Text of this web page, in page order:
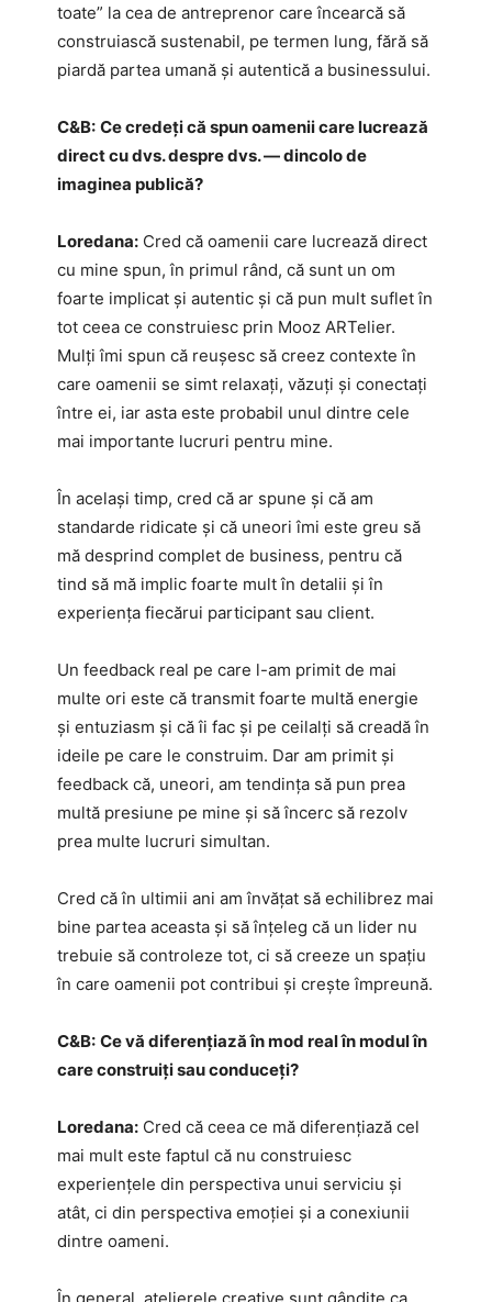
toate” la cea de antreprenor care încearcă să
construiască sustenabil, pe termen lung, fără să
piardă partea umană și autentică a businessului.
C&B: Ce credeți că spun oamenii care lucrează
direct cu dvs. despre dvs. — dincolo de
imaginea publică?
Loredana: Cred că oamenii care lucrează direct
cu mine spun, în primul rând, că sunt un om
foarte implicat și autentic și că pun mult suflet în
tot ceea ce construiesc prin Mooz ARTelier.
Mulți îmi spun că reușesc să creez contexte în
care oamenii se simt relaxați, văzuți și conectați
între ei, iar asta este probabil unul dintre cele
mai importante lucruri pentru mine.
În același timp, cred că ar spune și că am
standarde ridicate și că uneori îmi este greu să
mă desprind complet de business, pentru că
tind să mă implic foarte mult în detalii și în
experiența fiecărui participant sau client.
Un feedback real pe care l-am primit de mai
multe ori este că transmit foarte multă energie
și entuziasm și că îi fac și pe ceilalți să creadă în
ideile pe care le construim. Dar am primit și
feedback că, uneori, am tendința să pun prea
multă presiune pe mine și să încerc să rezolv
prea multe lucruri simultan.
Cred că în ultimii ani am învățat să echilibrez mai
bine partea aceasta și să înțeleg că un lider nu
trebuie să controleze tot, ci să creeze un spațiu
în care oamenii pot contribui și crește împreună.
C&B: Ce vă diferențiază în mod real în modul în
care construiți sau conduceți?
Loredana: Cred că ceea ce mă diferențiază cel
mai mult este faptul că nu construiesc
experiențele din perspectiva unui serviciu și
atât, ci din perspectiva emoției și a conexiunii
dintre oameni.